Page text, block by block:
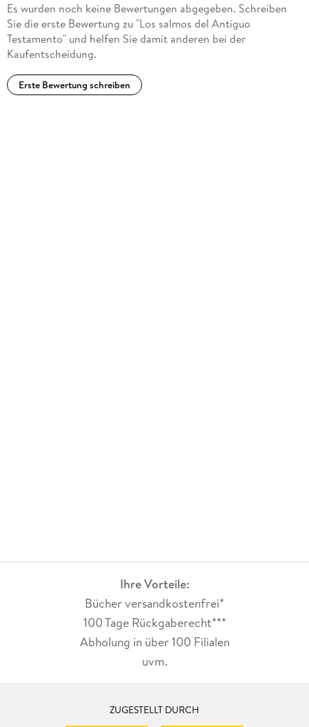
Es wurden noch keine Bewertungen abgegeben. Schreiben
Sie die erste Bewertung zu "Los salmos del Antiguo
Testamento" und helfen Sie damit anderen bei der
Kaufentscheidung.
Erste Bewertung schreiben
Ihre Vorteile:
Bücher versandkostenfrei*
100 Tage Rückgaberecht***
Abholung in über 100 Filialen
uvm.
ZUGESTELLT DURCH